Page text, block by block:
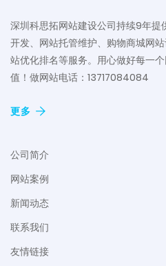
深圳科思拓网站建设公司持续9年
开发、网站托管维护、购物商城网
站优化排名等服务。用心做好每一
值！做网站电话：13717084084
更多
公司简介
网站案例
新闻动态
联系我们
友情链接